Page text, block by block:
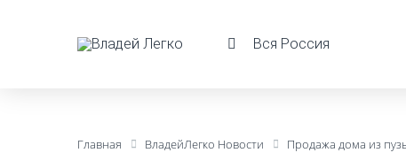
Вся Россия
Главная ВладейЛегко Новости Продажа дома из